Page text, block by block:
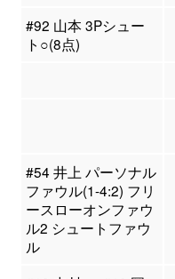
#92 山本 3Pシュー
ト○(8点)
#54 井上 パーソナル
ファウル(1-4:2) フリ
ースローオンファウ
ル2 シュートファウ
ル